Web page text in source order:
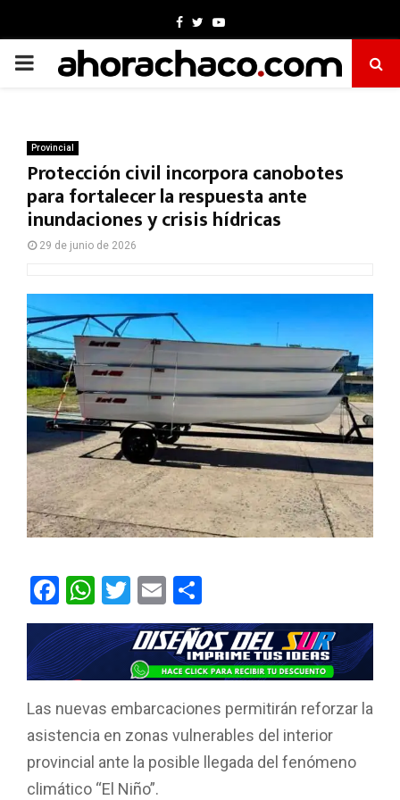
Facebook
TwitterYoutube
PRIMARY
Provincial
Protección civil incorpora canobotes
para fortalecer la respuesta ante
inundaciones y crisis hídricas
29 de junio de 2026
F
a
ce
b
o
o
k
W
h
at
s
A
p
p
T
wi
tt
er
E
m
ail
o
m
p
ar
tir
Las nuevas embarcaciones permitirán reforzar la
asistencia en zonas vulnerables del interior
provincial ante la posible llegada del fenómeno
climático “El Niño”.